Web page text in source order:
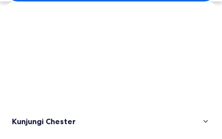
Jelajahi peta
Kunjungi Chester